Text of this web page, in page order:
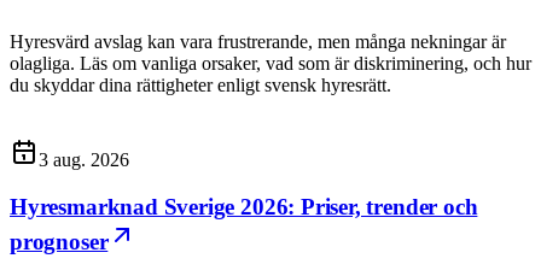
Hyresvärd avslag kan vara frustrerande, men många nekningar är
olagliga. Läs om vanliga orsaker, vad som är diskriminering, och hur
du skyddar dina rättigheter enligt svensk hyresrätt.
3 aug. 2026
Hyresmarknad Sverige 2026: Priser, trender och
prognoser